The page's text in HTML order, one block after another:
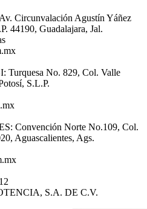
Circunvalación Agustín Yáñez
44190, Guadalajara, Jal.
No. 829, Col. Valle
S.L.P.
Convención Norte No.109, Col.
Aguascalientes, Ags.
S.A. DE C.V.